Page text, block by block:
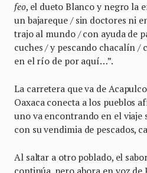
feo, el dueto Blanco y negro la
un bajareque / sin doctores ni
trajo al mundo / con ayuda de
cuches / y pescando chacalín /
en el río de por aquí…”.
La carretera que va de
Oaxaca conecta a los pueblos
uno va encontrando en el viaje
con su vendimia de pescados,
Al saltar a otro poblado, el